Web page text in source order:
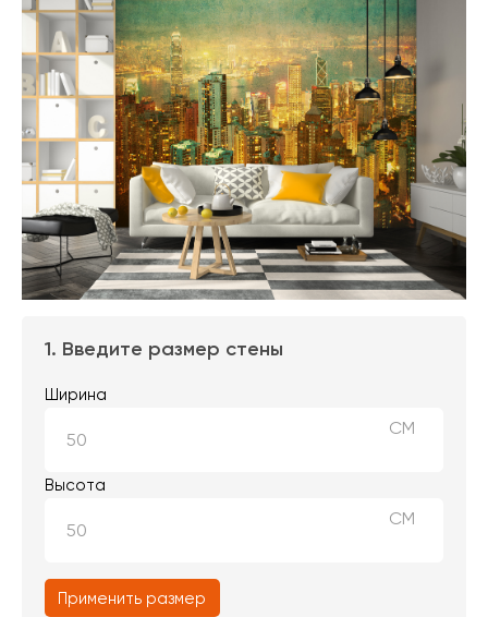
1. Введите размер стены
Ширина
СМ
Высота
СМ
Применить размер